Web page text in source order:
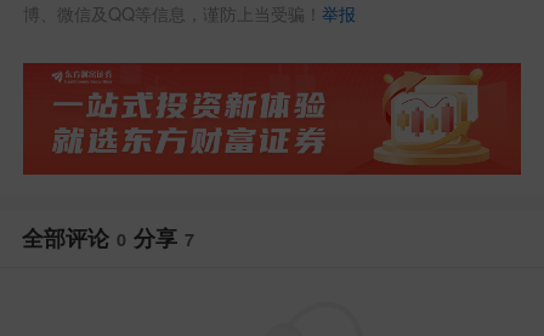
2025年蓝海智信实现扣非净利润1540.38
万元，超额完成1500万元业绩承诺，并贡
献1540万元扣非净利，预计2026年实现净
利润8000万元，并购重组效果明显。
神开股份依托蓝海智信的模块化、智能化
博、微信及QQ等信息，谨防上当受骗！举报
全部评论 0 分享 7